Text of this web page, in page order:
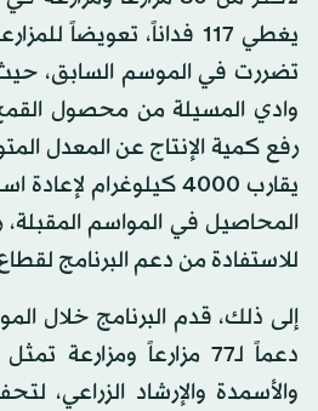
يغطي 117 فداناً، تعويضاً
تضررت في الموسم السابق،
رفع كمية الإنتاج عن المعدل
يقارب 4000 كيلوغرام
المحاصيل في المواسم
للاستفادة من دعم البرنامج لقطاع
دعماً لـ77 مزارعاً
والأسمدة والإرشاد الزراعي،